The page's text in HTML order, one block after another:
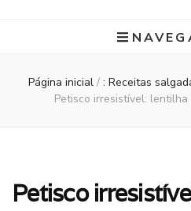
Página inicial / : Receitas
Petisco irresistível:
Petisco